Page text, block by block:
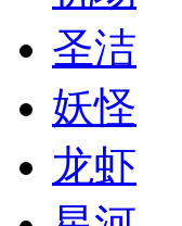
圣洁
妖怪
龙虾